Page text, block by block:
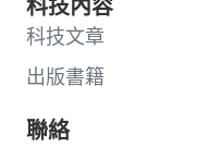
科技文章
出版書籍
聯絡